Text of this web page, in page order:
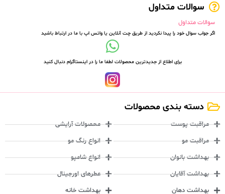
سوالات متداول
سوالات متداول
اگر جواب سوال خود را پیدا نکردید از طریق چت آنلاین یا واتس اپ با ما در ارتباط باشید
برای اطلاع از جدیدترین محصولات لطفا ما را در اینستاگرام دنبال کنید
دسته بندی محصولات
مراقبت پوست
مراقبت مو
بهداشت بانوان
بهداشت آقایان
بهداشت دهان
محصولات آرایشی
انواع رنگ مو
انواع شامپو
عطرهای اورجینال
بهداشت خانه